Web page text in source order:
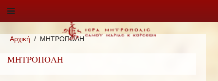
Αρχική ΜΗΤΡΟΠΟΛΗ
ΜΗΤΡΟΠΟΛΗ